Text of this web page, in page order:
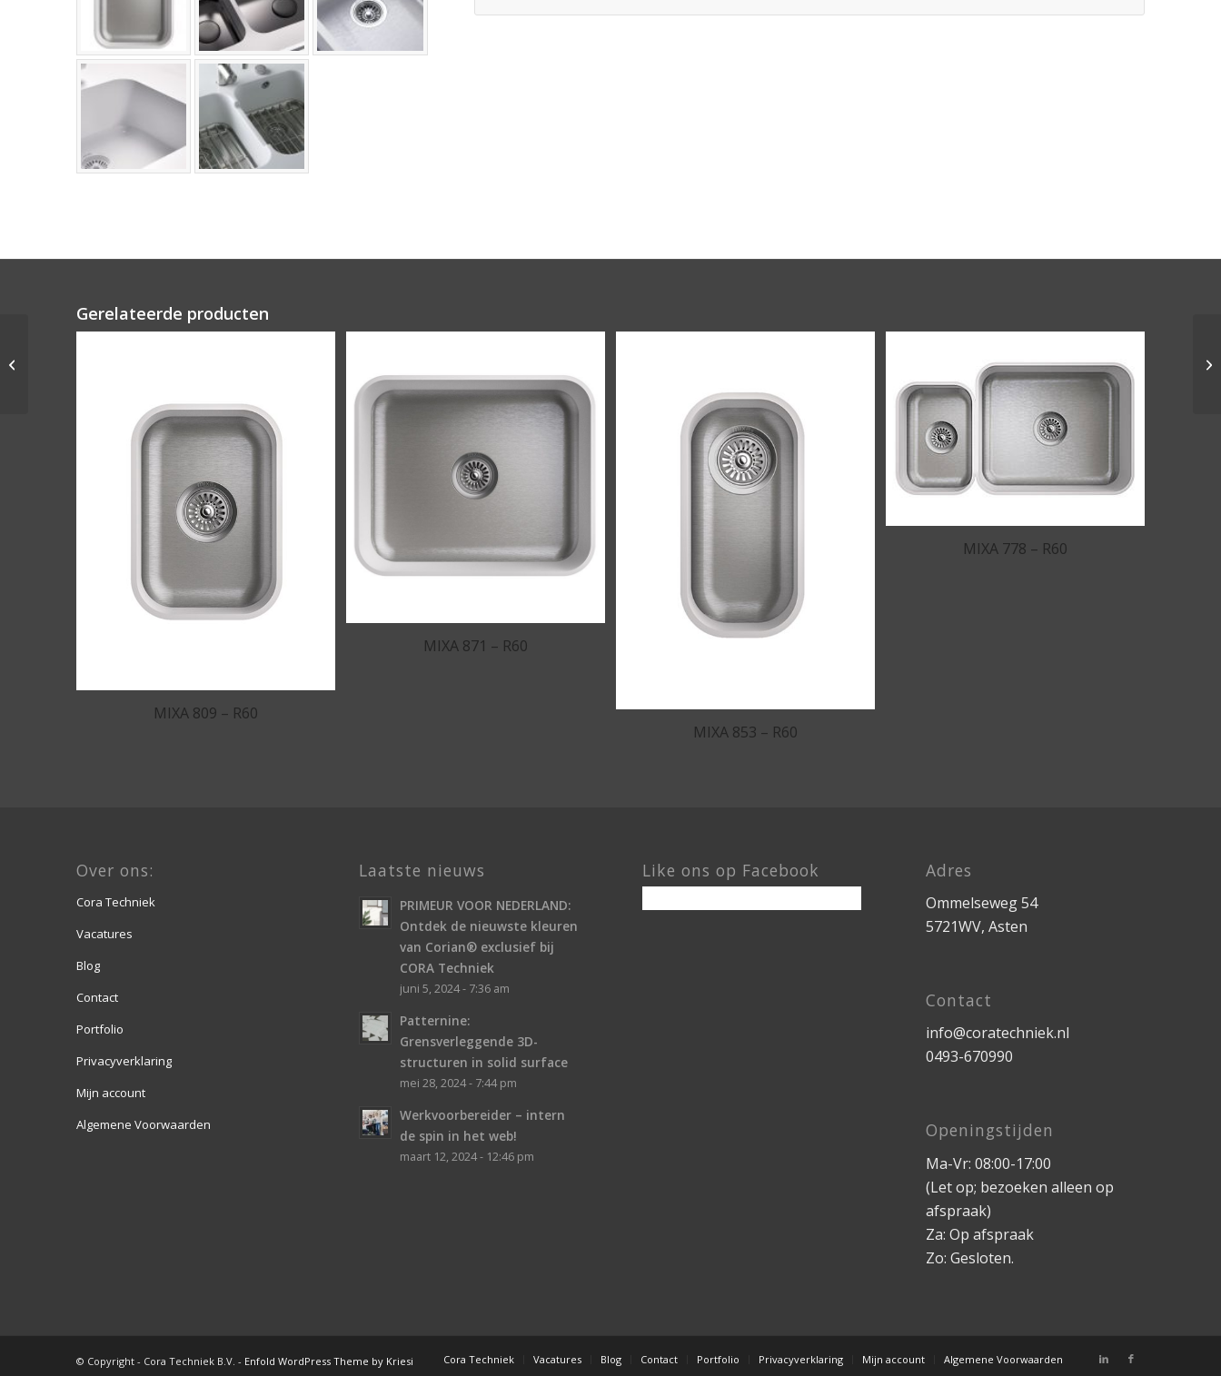
Gerelateerde producten
MIXA 809 – R60
MIXA 871 – R60
MIXA 853 – R60
MIXA 778 – R60
Over ons:
Cora Techniek
Vacatures
Blog
Contact
Portfolio
Privacyverklaring
Mijn account
Algemene Voorwaarden
Laatste nieuws
PRIMEUR VOOR NEDERLAND:
Ontdek de nieuwste kleuren
van Corian® exclusief bij
CORA Techniek
juni 5, 2024 - 7:36 am
Patternine:
Grensverleggende 3D-
structuren in solid surface
mei 28, 2024 - 7:44 pm
Werkvoorbereider – intern
de spin in het web!
maart 12, 2024 - 12:46 pm
Like ons op Facebook Adres
Ommelseweg 54
5721WV, Asten
Contact
info@coratechniek.nl
0493-670990
Openingstijden
Ma-Vr: 08:00-17:00
(Let op; bezoeken alleen op
afspraak)
Za: Op afspraak
Zo: Gesloten.
© Copyright - Cora Techniek B.V. - Enfold WordPress Theme by Kriesi Cora Techniek Vacatures Blog Contact Portfolio Privacyverklaring Mijn account Algemene Voorwaarden